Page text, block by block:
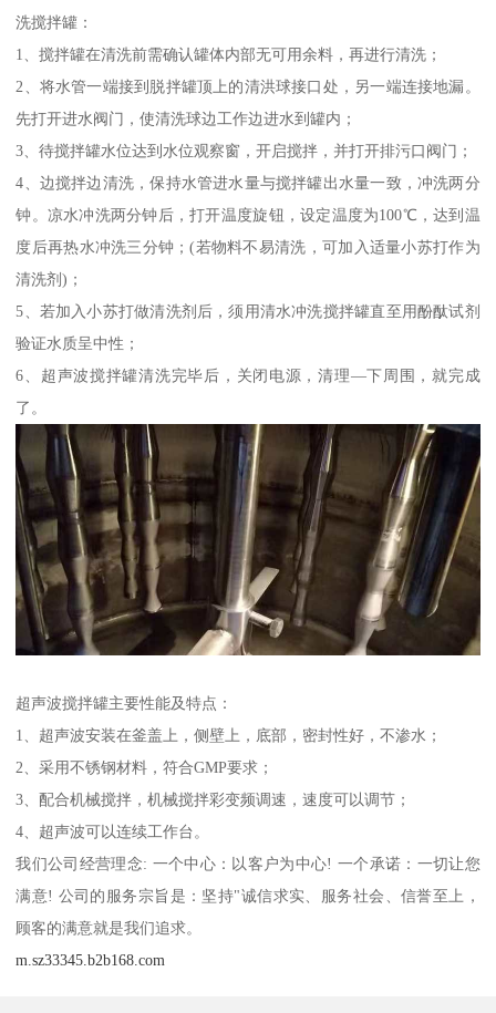
洗搅拌罐：
1、搅拌罐在清洗前需确认罐体内部无可用余料，再进行清洗；
2、将水管一端接到脱拌罐顶上的清洪球接口处，另一端连接地漏。
先打开进水阀门，使清洗球边工作边进水到罐内；
3、待搅拌罐水位达到水位观察窗，开启搅拌，并打开排污口阀门；
4、边搅拌边清洗，保持水管进水量与搅拌罐出水量一致，冲洗两分
钟。凉水冲洗两分钟后，打开温度旋钮，设定温度为100℃，达到温
度后再热水冲洗三分钟；(若物料不易清洗，可加入适量小苏打作为
清洗剂)；
5、若加入小苏打做清洗剂后，须用清水冲洗搅拌罐直至用酚酞试剂
验证水质呈中性；
6、超声波搅拌罐清洗完毕后，关闭电源，清理—下周围，就完成
了。
超声波搅拌罐主要性能及特点：
1、超声波安装在釜盖上，侧壁上，底部，密封性好，不渗水；
2、采用不锈钢材料，符合GMP要求；
3、配合机械搅拌，机械搅拌彩变频调速，速度可以调节；
4、超声波可以连续工作台。
我们公司经营理念: 一个中心：以客户为中心! 一个承诺：一切让您
满意! 公司的服务宗旨是：坚持"诚信求实、服务社会、信誉至上，
顾客的满意就是我们追求。
m.sz33345.b2b168.com